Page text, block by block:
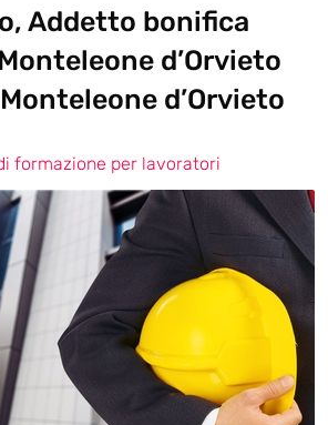
Addetto bonifica
d’Orvieto
d’Orvieto
formazione per lavoratori